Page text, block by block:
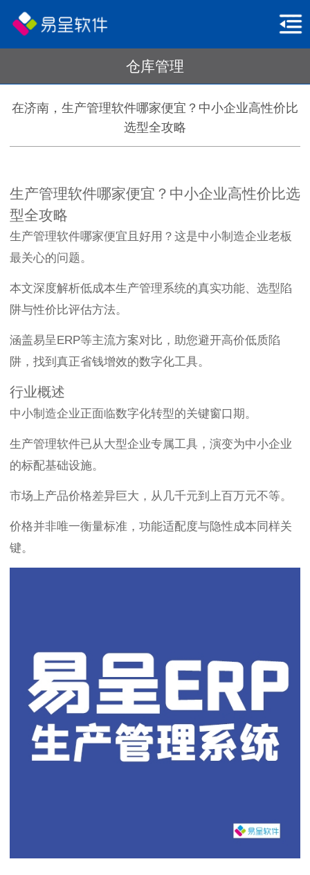
仓库管理
在济南，生产管理软件哪家便宜？中小企业高性价比
选型全攻略
生产管理软件哪家便宜？中小企业高性价比选
型全攻略
生产管理软件哪家便宜且好用？这是中小制造企业老板
最关心的问题。
本文深度解析低成本生产管理系统的真实功能、选型陷
阱与性价比评估方法。
涵盖易呈ERP等主流方案对比，助您避开高价低质陷
阱，找到真正省钱增效的数字化工具。
行业概述
中小制造企业正面临数字化转型的关键窗口期。
生产管理软件已从大型企业专属工具，演变为中小企业
的标配基础设施。
市场上产品价格差异巨大，从几千元到上百万元不等。
价格并非唯一衡量标准，功能适配度与隐性成本同样关
键。